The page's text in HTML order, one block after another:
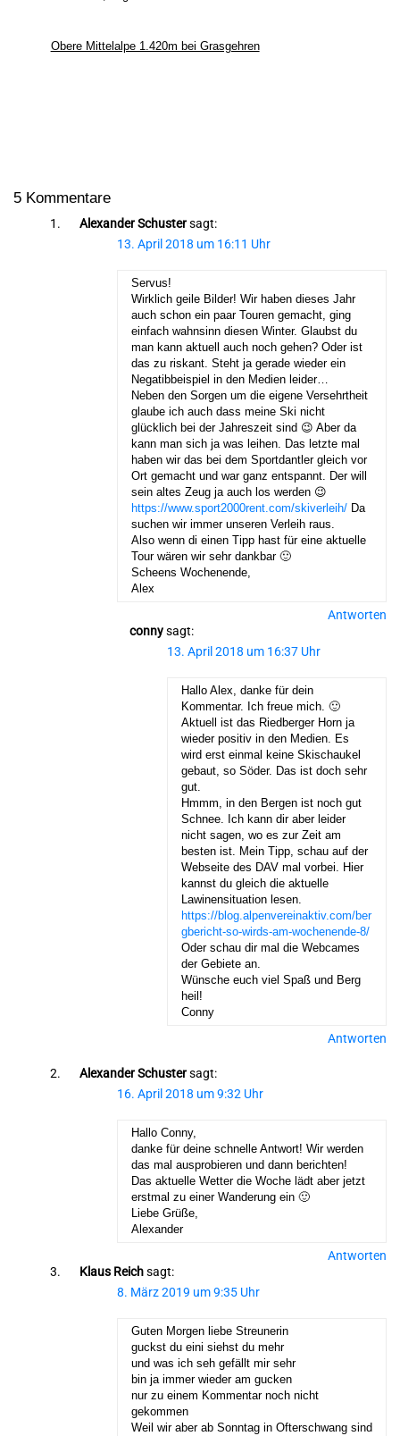
Obere Mittelalpe 1.420m bei Grasgehren
5 Kommentare
Alexander Schustersagt:
13. April 2018 um 16:11 Uhr
Servus!
Wirklich geile Bilder! Wir haben dieses Jahr
auch schon ein paar Touren gemacht, ging
einfach wahnsinn diesen Winter. Glaubst du
man kann aktuell auch noch gehen? Oder ist
das zu riskant. Steht ja gerade wieder ein
Negatibbeispiel in den Medien leider…
Neben den Sorgen um die eigene Versehrtheit
glaube ich auch dass meine Ski nicht
glücklich bei der Jahreszeit sind 😉 Aber da
kann man sich ja was leihen. Das letzte mal
haben wir das bei dem Sportdantler gleich vor
Ort gemacht und war ganz entspannt. Der will
sein altes Zeug ja auch los werden 😉
https://www.sport2000rent.com/skiverleih/ Da
suchen wir immer unseren Verleih raus.
Also wenn di einen Tipp hast für eine aktuelle
Tour wären wir sehr dankbar 🙂
Scheens Wochenende,
Alex
Antworten
connysagt:
13. April 2018 um 16:37 Uhr
Hallo Alex, danke für dein
Kommentar. Ich freue mich. 🙂
Aktuell ist das Riedberger Horn ja
wieder positiv in den Medien. Es
wird erst einmal keine Skischaukel
gebaut, so Söder. Das ist doch sehr
gut.
Hmmm, in den Bergen ist noch gut
Schnee. Ich kann dir aber leider
nicht sagen, wo es zur Zeit am
besten ist. Mein Tipp, schau auf der
Webseite des DAV mal vorbei. Hier
kannst du gleich die aktuelle
Lawinensituation lesen.
https://blog.alpenvereinaktiv.com/ber
gbericht-so-wirds-am-wochenende-8/
Oder schau dir mal die Webcames
der Gebiete an.
Wünsche euch viel Spaß und Berg
heil!
Conny
Antworten
Alexander Schustersagt:
16. April 2018 um 9:32 Uhr
Hallo Conny,
danke für deine schnelle Antwort! Wir werden
das mal ausprobieren und dann berichten!
Das aktuelle Wetter die Woche lädt aber jetzt
erstmal zu einer Wanderung ein 🙂
Liebe Grüße,
Alexander
Antworten
Klaus Reichsagt:
8. März 2019 um 9:35 Uhr
Guten Morgen liebe Streunerin
guckst du eini siehst du mehr
und was ich seh gefällt mir sehr
bin ja immer wieder am gucken
nur zu einem Kommentar noch nicht
gekommen
Weil wir aber ab Sonntag in Ofterschwang sind